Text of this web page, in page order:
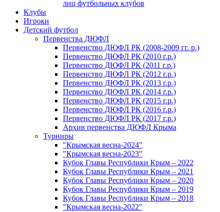
лиц футбольных клубов
Клубы
Игроки
Детский футбол
Первенства ДЮФЛ
Первенство ДЮФЛ РК (2008-2009 гг. р.)
Первенство ДЮФЛ РК (2010 г.р.)
Первенство ДЮФЛ РК (2011 г.р.)
Первенство ДЮФЛ РК (2012 г.р.)
Первенство ДЮФЛ РК (2013 г.р.)
Первенство ДЮФЛ РК (2014 г.р.)
Первенство ДЮФЛ РК (2015 г.р.)
Первенство ДЮФЛ РК (2016 г.р.)
Первенство ДЮФЛ РК (2017 г.р.)
Архив первенства ДЮФЛ Крыма
Турниры
"Крымская весна-2024"
"Крымская весна-2023"
Кубок Главы Республики Крым – 2022
Кубок Главы Республики Крым – 2021
Кубок Главы Республики Крым – 2020
Кубок Главы Республики Крым – 2019
Кубок Главы Республики Крым – 2018
"Крымская весна-2022"